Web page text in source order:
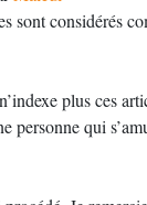
sont considérés
plus ces
personne qui